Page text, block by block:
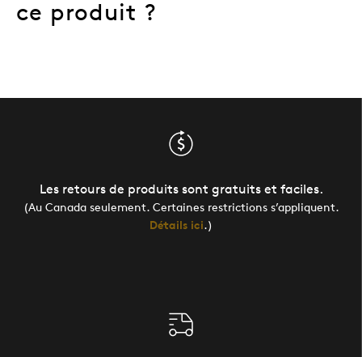
ce produit ?
Les retours de produits sont gratuits et faciles.
(Au Canada seulement. Certaines restrictions s’appliquent.
Détails ici.)